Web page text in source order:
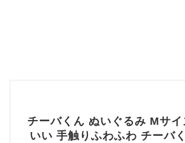
チーバくん ぬいぐるみ Mサ
いい 手触りふわふわ チーバ